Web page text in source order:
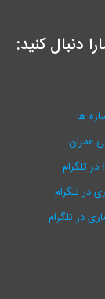
دنبال کنید:
ها
عمران
در تلگرام
در تلگرام